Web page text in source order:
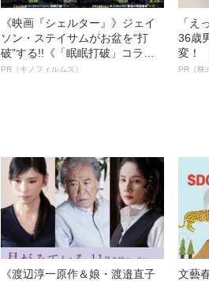
《映画『シェルター』》ジェイ
ソン・ステイサムがお盆を“打
破”する!!《「眠眠打破」コラ
ボ》
PR（キノフィルムズ）
「え
36歳
変！
オイ”
PR（株
《渡辺淳一原作＆娘・渡邉直子
文藝